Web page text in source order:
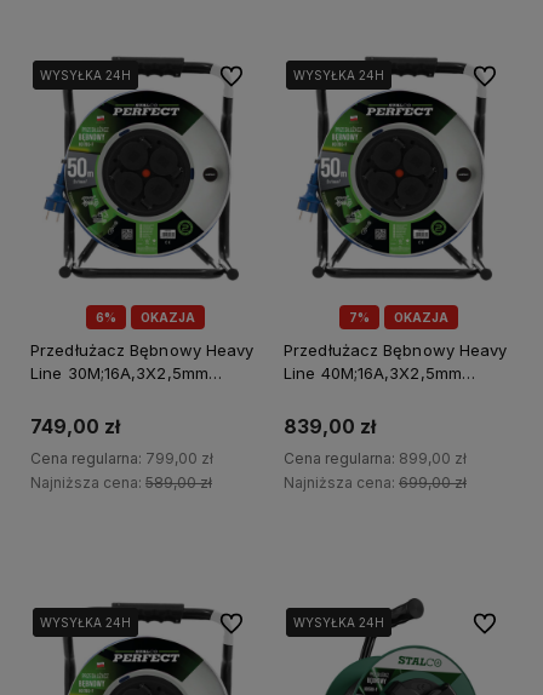
6% OKAZJA
WYSYŁKA 24H
WYSYŁKA 24H
Przedłużacz Bębnowy Heavy
Line 30M;16A,3X2,5mm
749,00 zł
Cena regularna: 799,00 zł
Najniższa cena: 589,00 zł
Do ulubionych
7% OKAZJA
WYSYŁKA 24H
WYSYŁKA 24H
Przedłużacz Bębnowy Heavy
Line 40M;16A,3X2,5mm
839,00 zł
Cena regularna: 899,00 zł
Najniższa cena: 699,00 zł
Do
WYSYŁKA 24H
WYSYŁKA 24H Do ulubionychWYSYŁKA 24H
WYSYŁKA 24H Do